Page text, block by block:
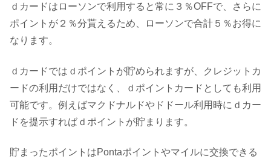
ｄカードはローソンで利用すると常に３％OFFで、さらに
ポイントが２％分貰えるため、ローソンで合計５％お得に
なります。
ｄカードではｄポイントが貯められますが、クレジットカ
ードの利用だけではなく、ｄポイントカードとしても利用
可能です。例えばマクドナルドやドドール利用時にｄカー
ドを提示すればｄポイントが貯まります。
貯まったポイントはPontaポイントやマイルに交換できる